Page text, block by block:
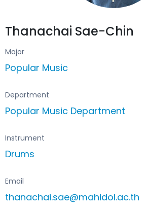
Thanachai Sae-Chin
Major
Popular Music
Department
Popular Music Department
Instrument
Drums
Email
thanachai.sae@mahidol.ac.th